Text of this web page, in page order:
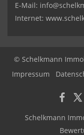
E-Mail:
Internet:
© Schelkmann
Impressum
Schelkmann